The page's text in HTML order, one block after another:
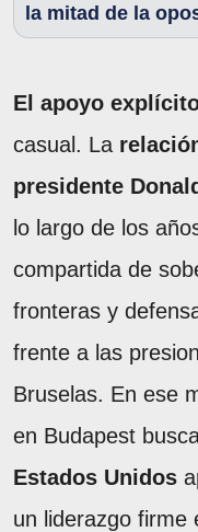
la mitad de la
El apoyo
casual. La
presidente
lo largo de los
compartida de
fronteras y
frente a las
Bruselas. En ese
en Budapest
Estados Unidos
un liderazgo firme